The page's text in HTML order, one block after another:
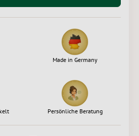
Made in Germany
Persönliche Beratung